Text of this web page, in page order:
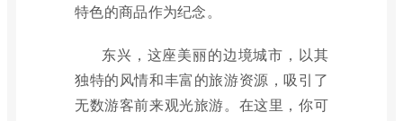
特色的商品作为纪念。
东兴，这座美丽的边境城市，以其
独特的风情和丰富的旅游资源，吸引了
无数游客前来观光旅游。在这里，你可